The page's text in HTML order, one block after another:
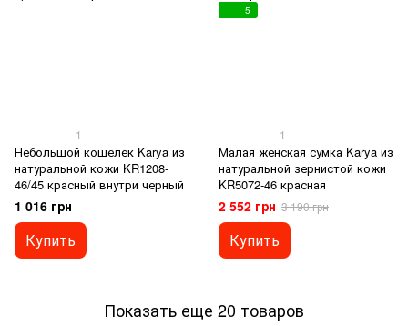
1
Небольшой кошелек Karya из
натуральной кожи KR1208-
46/45 красный внутри черный
1 016 грн
Купить
5
1
Малая женская сумка Karya из
натуральной зернистой кожи
KR5072-46 красная
2 552 грн 3 190 грн
Купить
Показать еще 20 товаров